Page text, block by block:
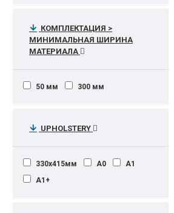
КОМПЛЕКТАЦИЯ >
МИНИМАЛЬНАЯ ШИРИНА
МАТЕРИАЛА
50 мм 300 мм
UPHOLSTERY
330х415мм А0
А1
А1+